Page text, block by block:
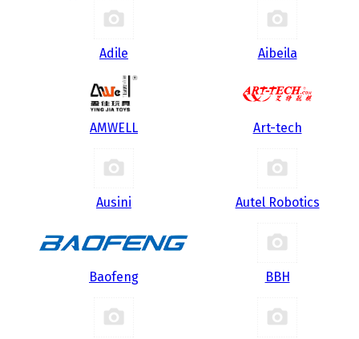
Adile Aibeila
AMWELL Art-tech
Ausini Autel Robotics
Baofeng BBH